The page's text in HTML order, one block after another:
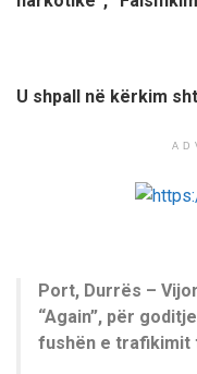
U shpall në kërkim
Port, Durrës –
“Again”, për
fushën e trafikimit